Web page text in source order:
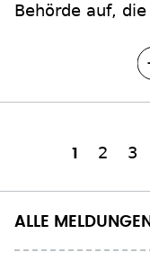
Behörde auf,
Aktuelle
1 Seite
2 3
ALLE